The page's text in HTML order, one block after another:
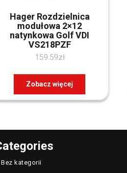
Hager Rozdzielnica
modułowa 2×12
natynkowa Golf VDI
VS218PZF
159.59zł
Zobacz więcej
Bez kategorii